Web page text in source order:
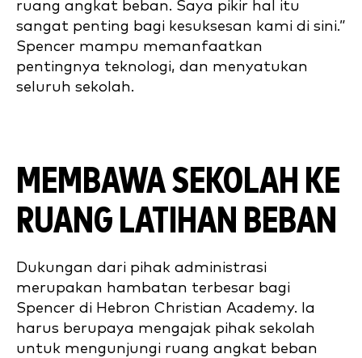
ruang angkat beban. Saya pikir hal itu
sangat penting bagi kesuksesan kami di sini.”
Spencer mampu memanfaatkan
pentingnya teknologi, dan menyatukan
seluruh sekolah.
MEMBAWA SEKOLAH KE
RUANG LATIHAN BEBAN
Dukungan dari pihak administrasi
merupakan hambatan terbesar bagi
Spencer di Hebron Christian Academy. Ia
harus berupaya mengajak pihak sekolah
untuk mengunjungi ruang angkat beban